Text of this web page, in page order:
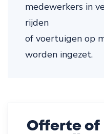
medewerkers in
rijden
of voertuigen op
worden ingezet.
Offerte of